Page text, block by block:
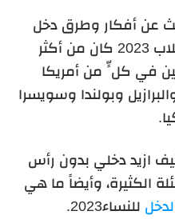
عن أفكار وطرق دخل
إضافي للموظفين والطلاب 2023 كان من أكثر
في كلٍّ من أمريكا
وبولندا وسويسرا
ازيد دخلي بدون رأس
الكثيرة، وأيضاً ما هي
للنساء2023.